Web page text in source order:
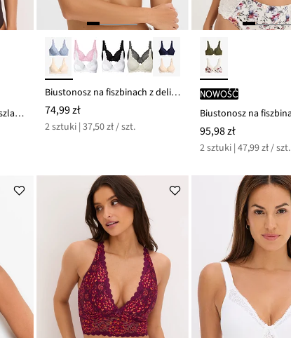
Biustonosz balkonetka ze szlachetnym haftem
Biustonosz na fiszbinach z delikatną koronką (2 szt.)
74,99 zł
2 sztuki | 37,50 zł / szt.
nowość
95,98 zł
2 sztuki | 47,99 zł / szt.